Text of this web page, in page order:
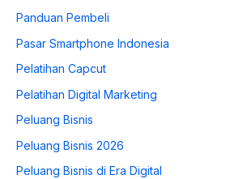
Panduan Pembeli
Pasar Smartphone Indonesia
Pelatihan Capcut
Pelatihan Digital Marketing
Peluang Bisnis
Peluang Bisnis 2026
Peluang Bisnis di Era Digital